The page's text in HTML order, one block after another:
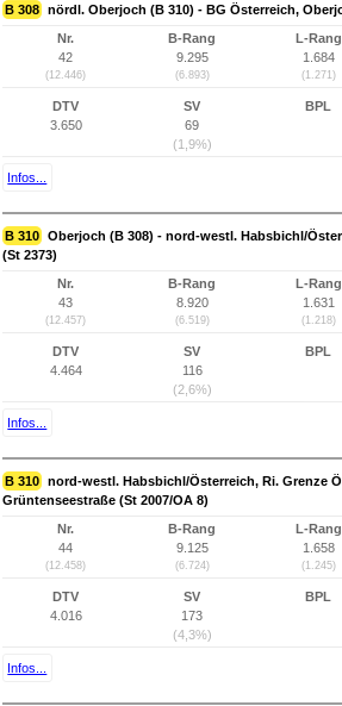
B 308 nördl. Oberjoch (B 310) - BG Österreich,
Nr.
42
(12.446)
B-Rang
9.295
(6.893)
L-Rang
1.684
(1.271)
DTV
3.650
SV
69
(1,9%)
BPL
Infos...
B 310 Oberjoch (B 308) - nord-westl. Habsbichl/
(St 2373)
Nr.
43
(12.457)
B-Rang
8.920
(6.519)
L-Rang
1.631
(1.218)
DTV
4.464
SV
116
(2,6%)
BPL
Infos...
B 310 nord-westl. Habsbichl/Österreich, Ri. Grenze
Grüntenseestraße (St 2007/OA 8)
Nr.
44
(12.458)
B-Rang
9.125
(6.724)
L-Rang
1.658
(1.245)
DTV
4.016
SV
173
(4,3%)
BPL
Infos...